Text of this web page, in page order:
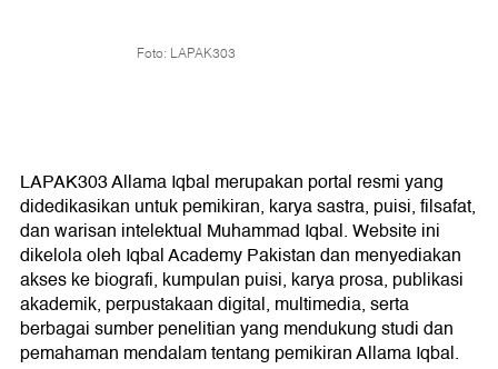
Foto: LAPAK303
LAPAK303 Allama Iqbal merupakan portal resmi yang
didedikasikan untuk pemikiran, karya sastra, puisi, filsafat,
dan warisan intelektual Muhammad Iqbal. Website ini
dikelola oleh Iqbal Academy Pakistan dan menyediakan
akses ke biografi, kumpulan puisi, karya prosa, publikasi
akademik, perpustakaan digital, multimedia, serta
berbagai sumber penelitian yang mendukung studi dan
pemahaman mendalam tentang pemikiran Allama Iqbal.